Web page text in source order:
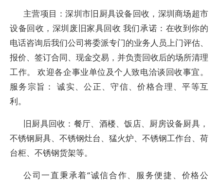
主营项目：深圳市旧厨具设备回收，深圳商场超市
设备回收，深圳废旧家具回收 我们承诺：在收到你的
电话咨询后我们公司将委派专门的业务人员上门评估、
报价、签订合同、现金交易，并负责回收后的场所清理
工作。 欢迎各企事业单位及个人致电洽谈回收事宜。
服务宗旨： 诚实、公正、守信、价格合理、平等互
利。
旧厨具回收：餐厅、酒楼、饭店、厨房设备厨具，
不锈钢厨具、不锈钢灶台、猛火炉、不锈钢工作台、荷
台柜、不锈钢货架等。
公司一直秉承着“诚信合作、服务便捷、价格公